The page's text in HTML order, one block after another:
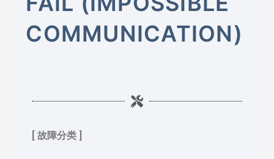
COMMUNICATION)
[ 故障分类 ]